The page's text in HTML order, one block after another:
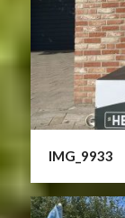
IMG_9933